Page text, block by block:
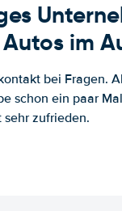
im
bei Fragen.
schon ein paar
zufrieden.